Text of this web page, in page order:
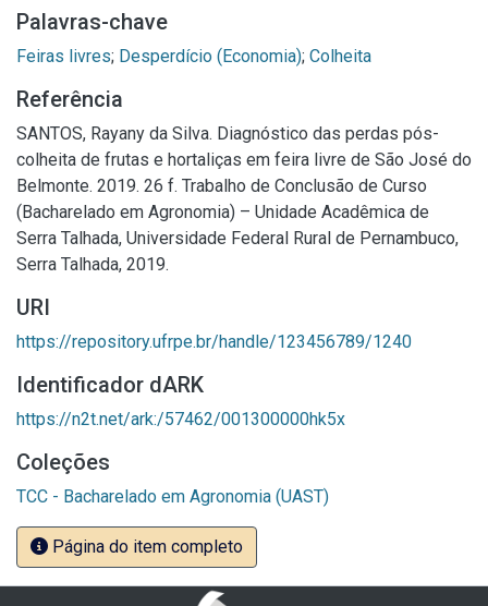
Palavras-chave
Feiras livres; Desperdício (Economia); Colheita
Referência
SANTOS, Rayany da Silva. Diagnóstico das perdas pós-
colheita de frutas e hortaliças em feira livre de São José do
Belmonte. 2019. 26 f. Trabalho de Conclusão de Curso
(Bacharelado em Agronomia) – Unidade Acadêmica de
Serra Talhada, Universidade Federal Rural de Pernambuco,
Serra Talhada, 2019.
URI
https://repository.ufrpe.br/handle/123456789/1240
Identificador dARK
https://n2t.net/ark:/57462/001300000hk5x
Coleções
TCC - Bacharelado em Agronomia (UAST)
Página do item completo